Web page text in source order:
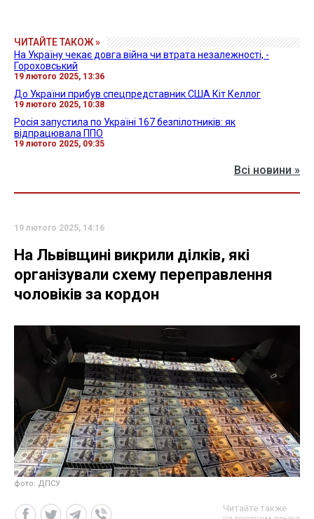
ЧИТАЙТЕ ТАКОЖ »
На Україну чекає довга війна чи втрата незалежності, -
Гороховський
19 лютого 2025, 13:36
До України прибув спецпредставник США Кіт Келлог
19 лютого 2025, 10:38
Росія запустила по Україні 167 безпілотників: як
відпрацювала ППО
19 лютого 2025, 09:35
Всі новини »
19 лютого 2025, 14:16
На Львівщині викрили ділків, які
організували схему переправлення
чоловіків за кордон
фото: ДПСУ
Читайте также